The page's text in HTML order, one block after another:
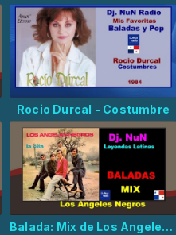
Rocio Durcal - Costumbre
Balada: Mix de Los Angeles Negros